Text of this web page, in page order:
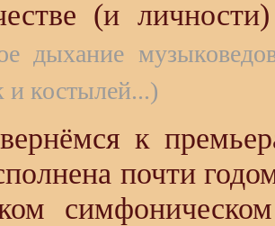
(и
дыхание
и костылей...)
к
почти